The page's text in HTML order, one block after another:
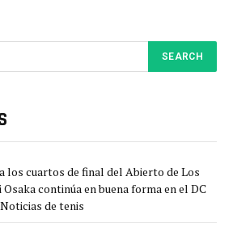
los cuartos de final del Abierto de Los
continúa en buena forma en el DC
de tenis